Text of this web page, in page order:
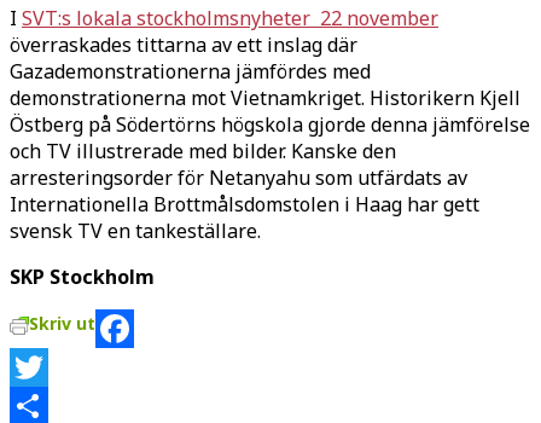
I SVT:s lokala stockholmsnyheter 22 november
överraskades tittarna av ett inslag där
Gazademonstrationerna jämfördes med
demonstrationerna mot Vietnamkriget. Historikern Kjell
Östberg på Södertörns högskola gjorde denna jämförelse
och TV illustrerade med bilder. Kanske den
arresteringsorder för Netanyahu som utfärdats av
Internationella Brottmålsdomstolen i Haag har gett
svensk TV en tankeställare.
SKP Stockholm
Skriv ut
Facebook
Twitter